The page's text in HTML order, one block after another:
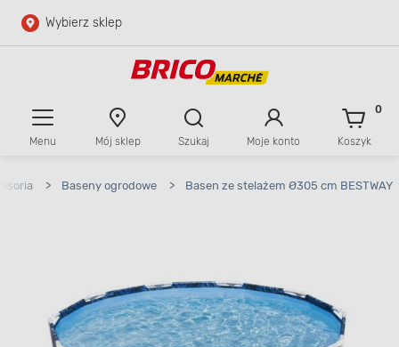
Przejdź do głównej zawartości
Wybierz sklep
Menu Mój sklep Szukaj Moje konto Koszyk
0
> Baseny ogrodowe > Basen ze stelażem Ø305 cm BESTWAY